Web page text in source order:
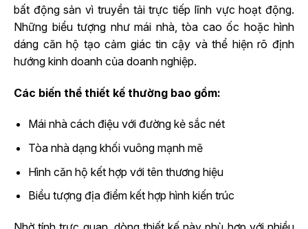
bất động sản vì truyền tải trực tiếp lĩnh vực hoạt động.
Những biểu tượng như mái nhà, tòa cao ốc hoặc hình
dáng căn hộ tạo cảm giác tin cậy và thể hiện rõ định
hướng kinh doanh của doanh nghiệp.
Các biến thể thiết kế thường bao gồm:
Mái nhà cách điệu với đường kẻ sắc nét
Tòa nhà dạng khối vuông mạnh mẽ
Hình căn hộ kết hợp với tên thương hiệu
Biểu tượng địa điểm kết hợp hình kiến trúc